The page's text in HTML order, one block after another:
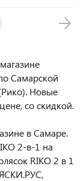
Самарской
Новые
со скидкой.
в Самаре.
2-в-1 на
RIKO 2 в 1